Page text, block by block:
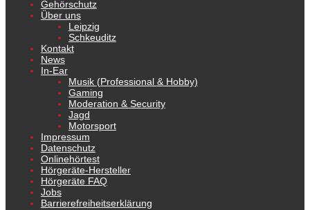
Gehörschutz
Über uns
Leipzig
Schkeuditz
Kontakt
News
In-Ear
Musik (Professional & Hobby)
Gaming
Moderation & Security
Jagd
Motorsport
Impressum
Datenschutz
Onlinehörtest
Hörgeräte-Hersteller
Hörgeräte FAQ
Jobs
Barrierefreiheitserklärung